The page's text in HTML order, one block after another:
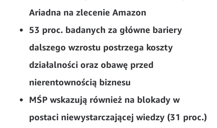
Ariadna na zlecenie Amazon
53 proc. badanych za główne bariery
dalszego wzrostu postrzega koszty
działalności oraz obawę przed
nierentownością biznesu
MŚP wskazują również na blokady w
postaci niewystarczającej wiedzy (31 proc.)